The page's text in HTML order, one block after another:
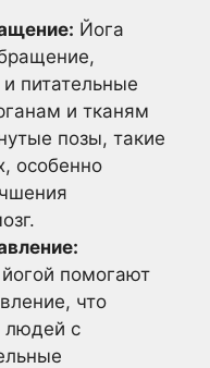
Йога
питательные
и тканям
позы, такие
особенно
помогают
что
людей с